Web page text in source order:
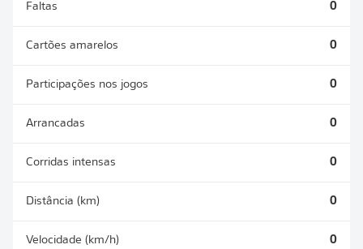
Faltas 0
Cartões amarelos 0
Participações nos jogos 0
Arrancadas 0
Corridas intensas 0
Distância (km) 0
Velocidade (km/h) 0